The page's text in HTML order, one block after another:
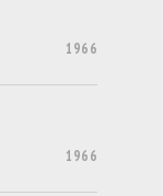
1966
1966